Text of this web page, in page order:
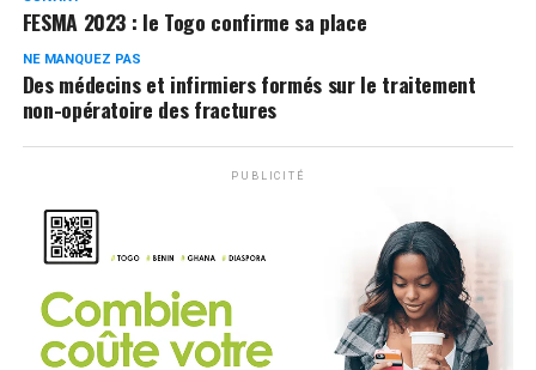
FESMA 2023 : le Togo confirme sa place
NE MANQUEZ PAS
Des médecins et infirmiers formés sur le traitement
non-opératoire des fractures
PUBLICITÉ